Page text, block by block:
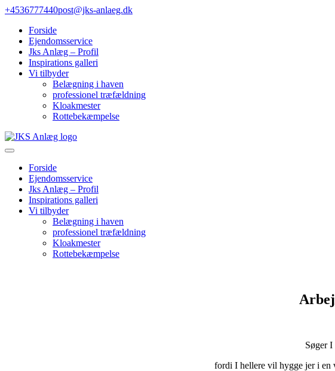
Gå
indhold
+4536777440post@jks-anlaeg.dk
Forside
Ejendomsservice
Jks Anlæg – Profil
Inspirations galleri
Vi tilbyder
Belægning i haven
professionel træfældning
Kloakmester
Rottebekæmpelse
Forside
Ejendomsservice
Jks Anlæg – Profil
Inspirations galleri
Vi tilbyder
Belægning i haven
professionel træfældning
Kloakmester
Rottebekæmpelse
Søger I
fordi I hellere vil hygge jer i en